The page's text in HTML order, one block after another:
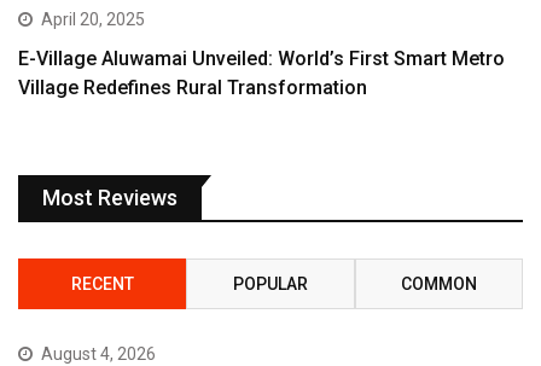
April 20, 2025
E-Village Aluwamai Unveiled: World’s First Smart Metro
Village Redefines Rural Transformation
Most Reviews
RECENT POPULAR COMMON
August 4, 2026